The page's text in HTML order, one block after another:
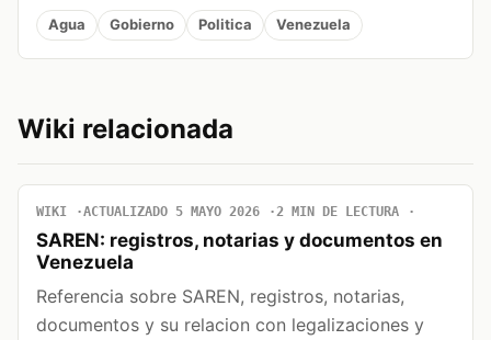
Agua Gobierno Politica Venezuela
Wiki relacionada
WIKI ACTUALIZADO 5 MAYO 2026 2 MIN DE LECTURA
SAREN: registros, notarias y documentos en
Venezuela
Referencia sobre SAREN, registros, notarias,
documentos y su relacion con legalizaciones y